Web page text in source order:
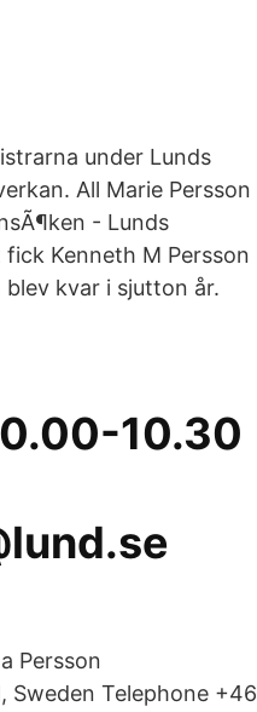
under Lunds
All Marie Persson
- Lunds
Kenneth M Persson
kvar i sjutton år.
10.30
Persson
Sweden Telephone +46